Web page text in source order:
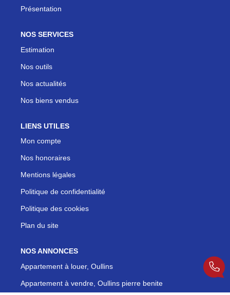
Présentation
NOS SERVICES
Estimation
Nos outils
Nos actualités
Nos biens vendus
LIENS UTILES
Mon compte
Nos honoraires
Mentions légales
Politique de confidentialité
Politique des cookies
Plan du site
NOS ANNONCES
Appartement à louer, Oullins
Appartement à vendre, Oullins pierre benite